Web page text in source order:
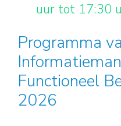
uur tot 17:30
Programma
Functioneel
2026